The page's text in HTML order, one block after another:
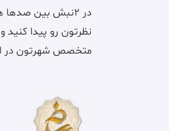
در ۲نبش بین
نظرتون رو پیدا کنید
متخصص شهرتون در